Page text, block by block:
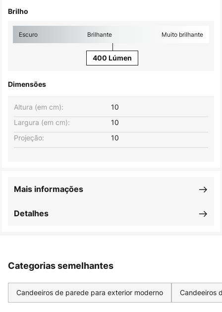
Brilho
Escuro Brilhante Muito brilhante
400 Lúmen
Dimensões
Largura (em cm): 10
Altura (em cm): 10
Projeção: 10
Detalhes
Mais informações
Categorias semelhantes
Candeeiros de parede para exterior moderno Candeeiros